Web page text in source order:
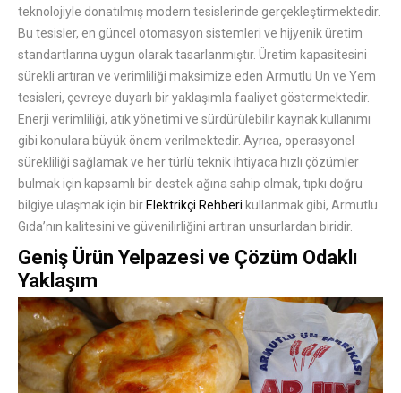
teknolojiyle donatılmış modern tesislerinde gerçekleştirmektedir.
Bu tesisler, en güncel otomasyon sistemleri ve hijyenik üretim
standartlarına uygun olarak tasarlanmıştır. Üretim kapasitesini
sürekli artıran ve verimliliği maksimize eden Armutlu Un ve Yem
tesisleri, çevreye duyarlı bir yaklaşımla faaliyet göstermektedir.
Enerji verimliliği, atık yönetimi ve sürdürülebilir kaynak kullanımı
gibi konulara büyük önem verilmektedir. Ayrıca, operasyonel
sürekliliği sağlamak ve her türlü teknik ihtiyaca hızlı çözümler
bulmak için kapsamlı bir destek ağına sahip olmak, tıpkı doğru
bilgiye ulaşmak için bir Elektrikçi Rehberi kullanmak gibi, Armutlu
Gıda’nın kalitesini ve güvenilirliğini artıran unsurlardan biridir.
Geniş Ürün Yelpazesi ve Çözüm Odaklı
Yaklaşım